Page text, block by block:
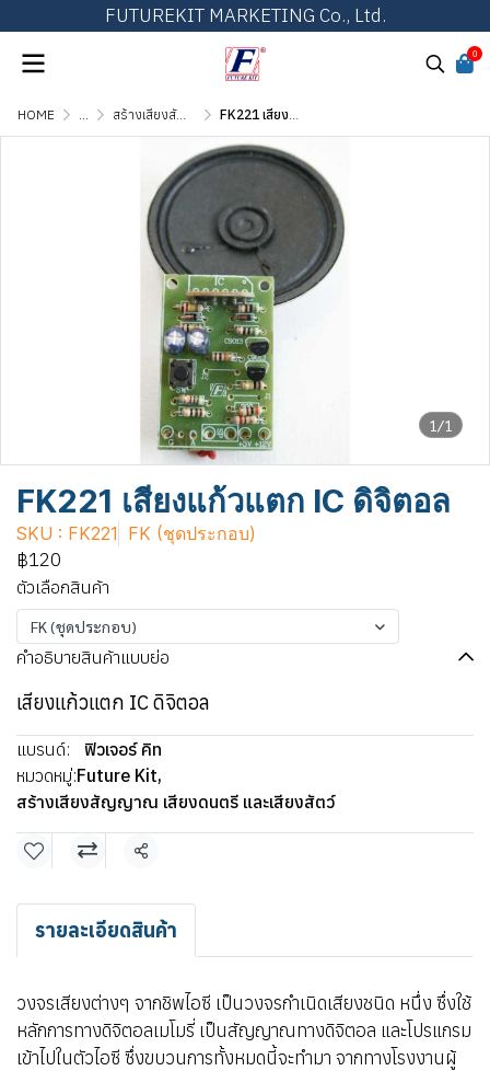
FUTUREKIT MARKETING Co., Ltd.
0
HOME ... สร้างเสียงสัญญาณ เสียงดนตรี และเสียงสัตว์ FK221 เสียงแก้วแตก IC ดิจิตอล
1/1
FK221 เสียงแก้วแตก IC ดิจิตอล
SKU : FK221 FK (ชุดประกอบ)
฿120
ตัวเลือกสินค้า
FK (ชุดประกอบ)
คำอธิบายสินค้าแบบย่อ
เสียงแก้วแตก IC ดิจิตอล
แบรนด์:
ฟิวเจอร์ คิท
หมวดหมู่:Future Kit,
สร้างเสียงสัญญาณ เสียงดนตรี และเสียงสัตว์
แชร์
รายละเอียดสินค้า
วงจรเสียงต่างๆ จากชิพไอซี เป็นวงจรกำเนิดเสียงชนิด หนึ่ง ซึ่งใช้
หลักการทางดิจิตอลเมโมรี่ เป็นสัญญาณทางดิจิตอล และโปรแกรม
เข้าไปในตัวไอซี ซึ่งขบวนการทั้งหมดนี้จะทำมา จากทางโรงงานผู้